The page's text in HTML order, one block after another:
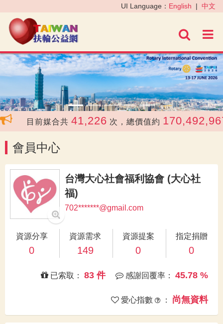
進階
UI Language： English | 中文
‹ ›
目前媒合共 41,226 次，總價值約 170,492,967
會員中心
台灣大心社會福利協會 (大心社
福)
702*******@gmail.com
資源分享
0
資源需求
149
資源提案
0
指定捐贈
0
感謝回覆率： 45.78 %
已索取： 83 件
愛心指數 ： 尚無資料